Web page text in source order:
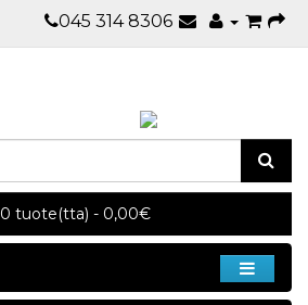
045 314 8306
0 tuote(tta) - 0,00€